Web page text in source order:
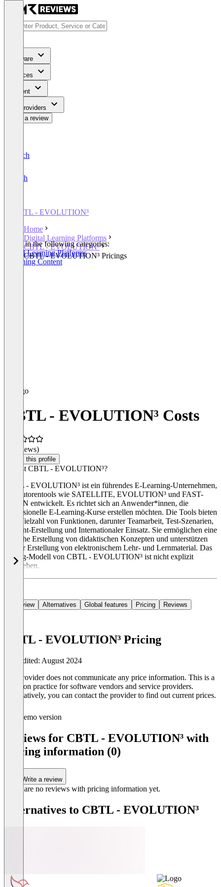
Software
Services
Content
For Providers
Write a review
Deutsch
English
CBTL - EVOLUTION³
Home
Digital Learning Platforms
CBTL - EVOLUTION³
CBTL - EVOLUTION³ Pricings
Listed in the following categories:
Digital Learning Platforms
eLearning Content
CBTL - EVOLUTION³ Costs
(0 reviews)
Claim this profile
Was ist CBTL - EVOLUTION³?
CBTL - EVOLUTION³ ist ein führendes E-Learning-Unternehmen,
das Autorentools wie SATELLITE, EVOLUTION³ und FAST-
TRAIN entwickelt. Es richtet sich an Anwender*innen, die
professionelle E-Learning-Kurse erstellen möchten. Die Tools bieten
eine Vielzahl von Funktionen, darunter Teamarbeit, Test-Szenarien,
Content-Erstellung und Internationaler Einsatz. Sie ermöglichen eine
einfache Erstellung von didaktischen Konzepten und unterstützen
bei der Erstellung von elektronischem Lehr- und Lernmaterial. Das
Pricing-Modell von CBTL - EVOLUTION³ ist nicht explizit
angegeben.
Overview Alternatives Global features Pricing Reviews
CBTL - EVOLUTION³ Pricing
Last edited: August 2024
The provider does not communicate any price information. This is a
common practice for software vendors and service providers.
Alternatively, you can contact the provider to find out current prices.
Demo version
Reviews for CBTL - EVOLUTION³ with
pricing information (0)
Write a review
There are no reviews with pricing information yet.
Alternatives to CBTL - EVOLUTION³